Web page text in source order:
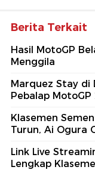
Berita Terkait
Hasil MotoGP
Menggila
Marquez Stay di
Pebalap MotoGP
Klasemen
Turun, Ai Ogura
Link Live
Lengkap